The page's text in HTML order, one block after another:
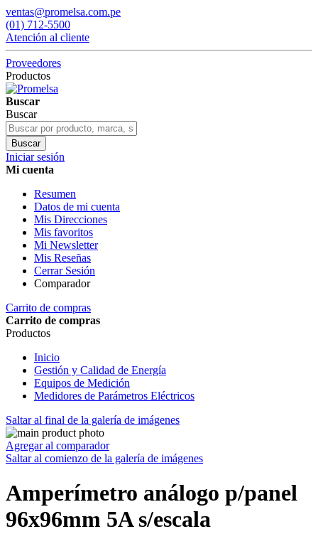
ventas@promelsa.com.pe
(01) 712-5500
Atención al cliente
Proveedores
Productos
Buscar
Buscar
Buscar
Iniciar sesión
Mi cuenta
Resumen
Datos de mi cuenta
Mis Direcciones
Mis favoritos
Mi Newsletter
Mis Reseñas
Cerrar Sesión
Comparador
Carrito de compras
Carrito de compras
Productos
Inicio
Gestión y Calidad de Energía
Equipos de Medición
Medidores de Parámetros Eléctricos
Saltar al final de la galería de imágenes
Agregar al comparador
Saltar al comienzo de la galería de imágenes
Amperímetro análogo p/panel
96x96mm 5A s/escala